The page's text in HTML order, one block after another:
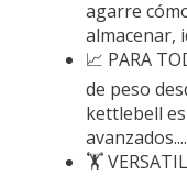
agarre
almacenar,
📈 PARA
de peso
kettlebell
avanzados....
🏋️